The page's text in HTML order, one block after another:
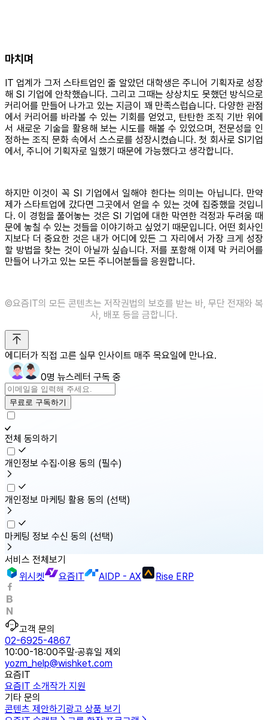
마치며
IT 업계가 그저 스타트업인 줄 알았던 대학생은 주니어 기획자로 성장
해 SI 기업에 안착했습니다. 그리고 그때는 상상치도 못했던 방식으로
커리어를 만들어 나가고 있는 지금이 꽤 만족스럽습니다. 다양한 관점
에서 커리어를 바라볼 수 있는 기회를 얻었고, 탄탄한 조직 기반 위에
서 새로운 기술을 활용해 보는 시도를 해볼 수 있었으며, 전문성을 인
정하는 조직 문화 속에서 스스로를 성장시켰습니다. 첫 회사로 SI기업
에서, 주니어 기획자로 일했기 때문에 가능했다고 생각합니다.
하지만 이것이 꼭 SI 기업에서 일해야 한다는 의미는 아닙니다. 만약
제가 스타트업에 갔다면 그곳에서 얻을 수 있는 것에 집중했을 것입니
다. 이 경험을 풀어놓는 것은 SI 기업에 대한 막연한 걱정과 두려움 때
문에 놓칠 수 있는 것들을 이야기하고 싶었기 때문입니다. 어떤 회사인
지보다 더 중요한 것은 내가 어디에 있든 그 자리에서 가장 크게 성장
할 방법을 찾는 것이 아닐까 싶습니다. 저를 포함해 이제 막 커리어를
만들어 나가고 있는 모든 주니어분들을 응원합니다.
©️요즘IT의 모든 콘텐츠는 저작권법의 보호를 받는 바, 무단 전재와 복
사, 배포 등을 금합니다.
에디터가 직접 고른 실무 인사이트 매주 목요일에 만나요.
0명 뉴스레터 구독 중
무료로 구독하기
전체 동의하기
개인정보 수집·이용 동의 (필수)
개인정보 마케팅 활용 동의 (선택)
마케팅 정보 수신 동의 (선택)
서비스 전체보기
위시켓
요즘IT AIDP - AX Rise ERP
고객 문의
02-6925-4867
10:00-18:00주말·공휴일 제외
yozm_help@wishket.com
요즘IT
요즘IT 소개작가 지원
기타 문의
콘텐츠 제안하기광고 상품 보기